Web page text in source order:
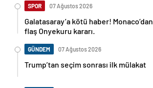
SPOR 07 Ağustos 2026
Galatasaray’a kötü haber! Monaco’dan
flaş Onyekuru kararı.
GÜNDEM 07 Ağustos 2026
Trump’tan seçim sonrası ilk mülakat